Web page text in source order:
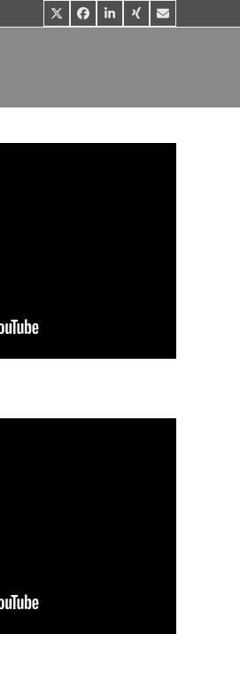
TwitterFacebook
LinkedIn
XingE-
Mail